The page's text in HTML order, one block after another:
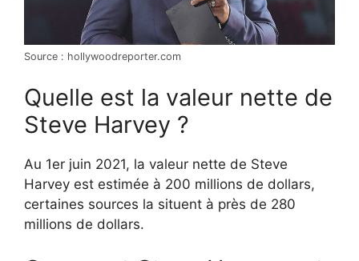
Source : hollywoodreporter.com
Quelle est la valeur nette de
Steve Harvey ?
Au 1er juin 2021, la valeur nette de Steve
Harvey est estimée à 200 millions de dollars,
certaines sources la situent à près de 280
millions de dollars.